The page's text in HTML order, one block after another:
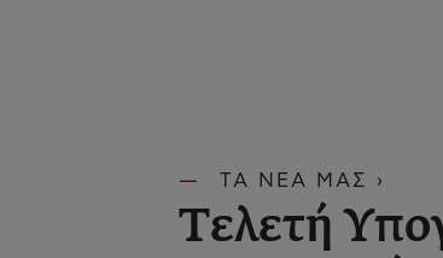
ΤΑ ΝΕΑ ΜΑΣ ›
Τελετή